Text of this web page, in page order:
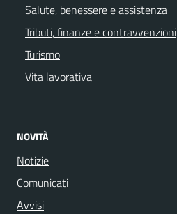
Salute, benessere e assistenza
Tributi, finanze e contravvenzioni
Turismo
Vita lavorativa
NOVITÀ
Notizie
Comunicati
Avvisi